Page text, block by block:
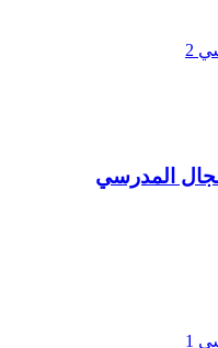
2
المدرسي
1